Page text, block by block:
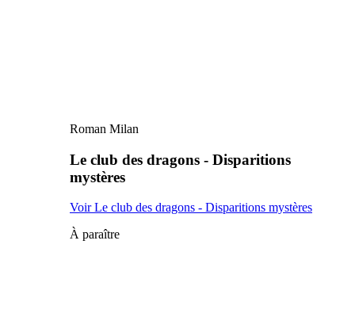
Roman Milan
Le club des dragons - Disparitions
mystères
Voir Le club des dragons - Disparitions mystères
À paraître